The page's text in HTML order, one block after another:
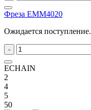
Фреза EMM4020
Ожидается поступление.
-
ECHAIN
2
4
5
50